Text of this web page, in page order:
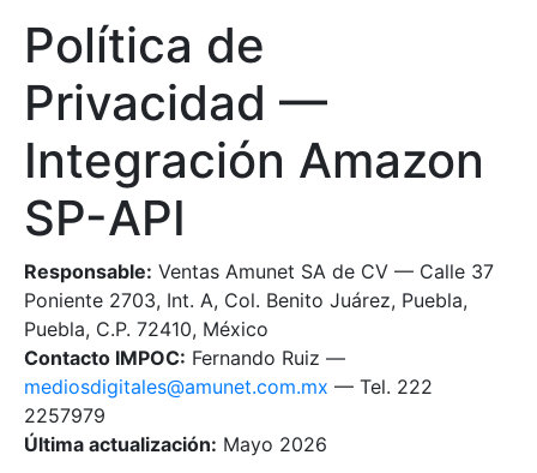
Política de
Privacidad —
Integración Amazon
SP-API
Responsable: Ventas Amunet SA de CV — Calle 37
Poniente 2703, Int. A, Col. Benito Juárez, Puebla,
Puebla, C.P. 72410, México
Contacto IMPOC: Fernando Ruiz —
mediosdigitales@amunet.com.mx — Tel. 222
2257979
Última actualización: Mayo 2026